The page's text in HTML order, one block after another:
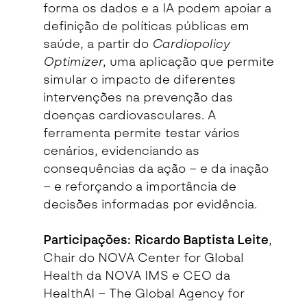
forma os dados e a IA podem apoiar a
definição de políticas públicas em
saúde, a partir do Cardiopolicy
Optimizer, uma aplicação que permite
simular o impacto de diferentes
intervenções na prevenção das
doenças cardiovasculares. A
ferramenta permite testar vários
cenários, evidenciando as
consequências da ação – e da inação
– e reforçando a importância de
decisões informadas por evidência.
Participações: Ricardo Baptista Leite,
Chair do NOVA Center for Global
Health da NOVA IMS e CEO da
HealthAI – The Global Agency for